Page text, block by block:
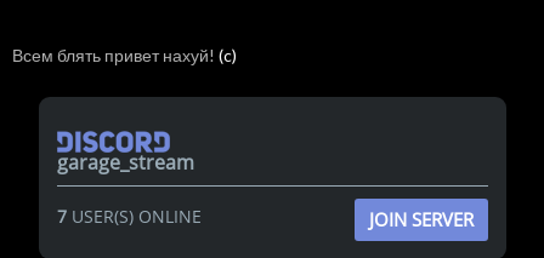
Всем блять привет нахуй! (c)
garage_stream
7USER(S) ONLINE JOIN SERVER